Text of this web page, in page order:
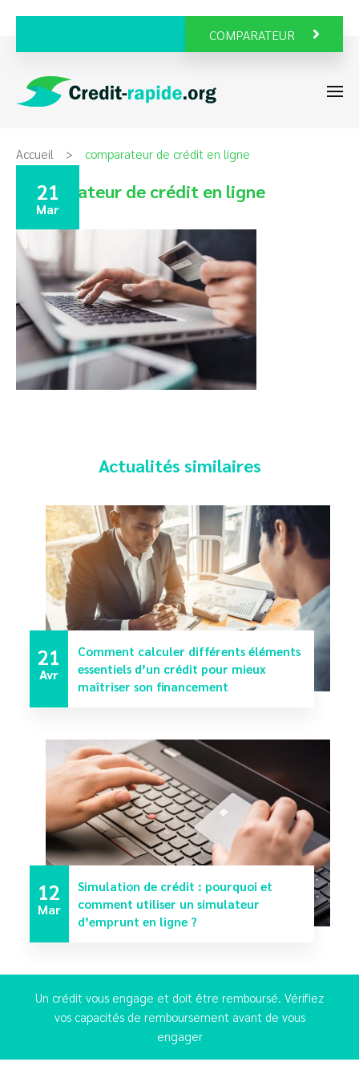
COMPARATEUR
Accueil comparateur de crédit en ligne
comparateur de crédit en ligne
21
Mar
Actualités similaires
21
Avr
Comment calculer différents éléments
essentiels d’un crédit pour mieux
maîtriser son financement
12
Mar
Simulation de crédit : pourquoi et
comment utiliser un simulateur
d’emprunt en ligne ?
Un crédit vous engage et doit être remboursé. Vérifiez
vos capacités de remboursement avant de vous
engager